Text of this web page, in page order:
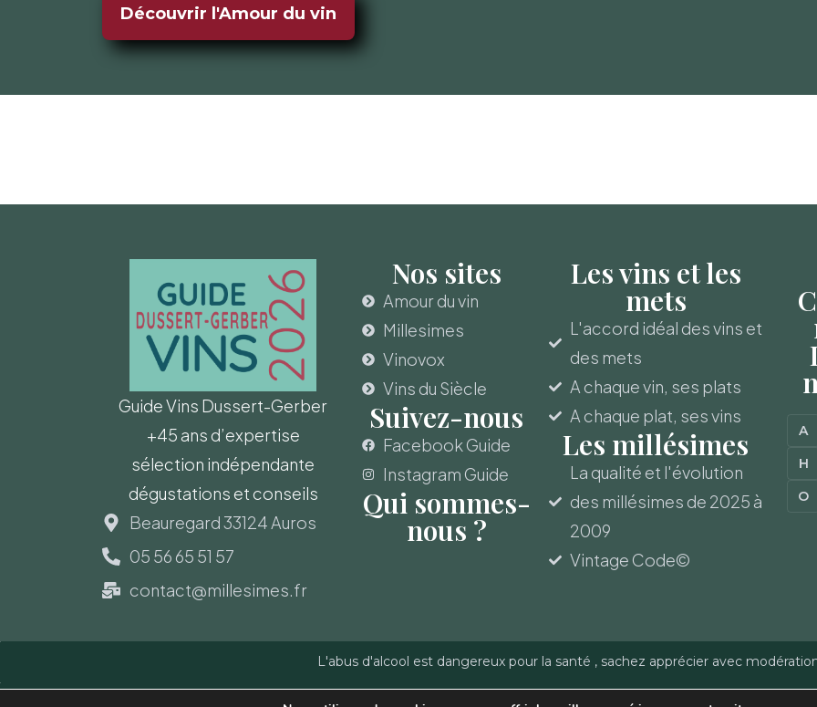
Découvrir l'Amour du vin
Guide Vins Dussert-Gerber
+45 ans d’expertise
sélection indépendante
dégustations et conseils
Beauregard 33124 Auros
05 56 65 51 57
contact@millesimes.fr
Nos sites
Amour du vin
Millesimes
Vinovox
Vins du Siècle
Suivez-nous
Facebook Guide
Instagram Guide
Qui sommes-
nous ?
Les vins et les
mets
L'accord idéal des vins et
des mets
A chaque vin, ses plats
A chaque plat, ses vins
Les millésimes
La qualité et l'évolution
des millésimes de 2025 à
2009
Vintage Code©
A
H
O
L'abus d'alcool est dangereux pour la santé , sachez apprécier avec
Copyright © Guide des Vins - Sas Millésimes et Dussert-Gerber - Reproduction Politique de confidentialité